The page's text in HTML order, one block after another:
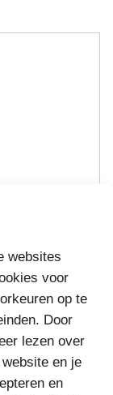
websites
voor
op te
Door
lezen over
en je
en